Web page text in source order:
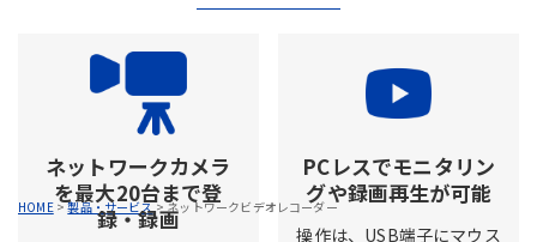
HOME>製品・サービス>ネットワークビデオレコーダー
ネットワークカメラ
を最大20台まで登
録・録画
PCレスでモニタリン
グや録画再生が可能
操作は、USB端子にマウス